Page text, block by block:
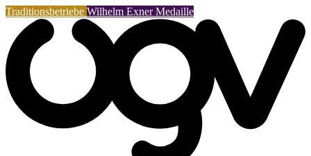
Traditionsbetriebe Wilhelm Exner Medaille